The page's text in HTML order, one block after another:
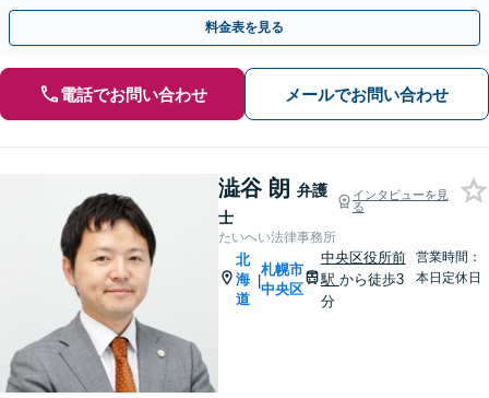
【法テラス利用可能【地下鉄大通駅から直結ビル】
料金表を見る
電話でお問い合わせ メールでお問い合わせ
澁谷 朗 弁護
士
インタビューを見
る
たいへい法律事務所
北
海
道
|
札幌市
中央区
中央区役所前
駅 から徒歩3
分
営業時間：
本日定休日